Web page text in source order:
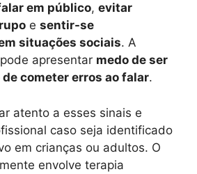
em público, evitar
e sentir-se
situações sociais. A
apresentar medo de ser
de cometer erros ao falar.
atento a esses sinais e
caso seja identificado
em crianças ou adultos. O
envolve terapia